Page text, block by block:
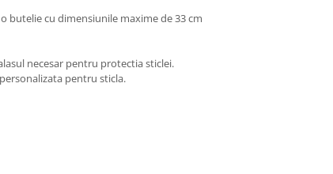
butelie cu dimensiunile maxime de 33 cm
necesar pentru protectia sticlei.
pentru sticla.